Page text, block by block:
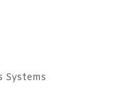
Systems